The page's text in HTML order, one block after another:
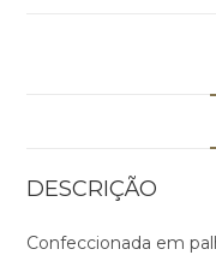
DESCRIÇÃO
Confeccionada em